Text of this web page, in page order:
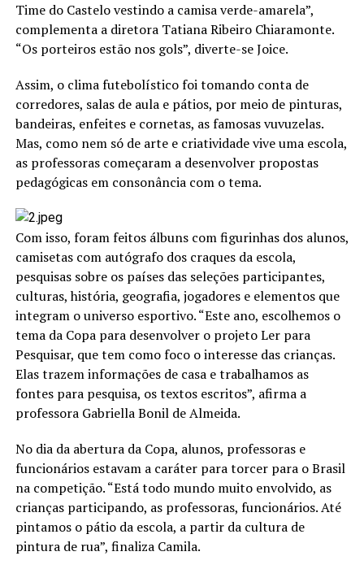
Time do Castelo vestindo a camisa verde-amarela”,
complementa a diretora Tatiana Ribeiro Chiaramonte.
“Os porteiros estão nos gols”, diverte-se Joice.
Assim, o clima futebolístico foi tomando conta de
corredores, salas de aula e pátios, por meio de pinturas,
bandeiras, enfeites e cornetas, as famosas vuvuzelas.
Mas, como nem só de arte e criatividade vive uma escola,
as professoras começaram a desenvolver propostas
pedagógicas em consonância com o tema.
Com isso, foram feitos álbuns com figurinhas dos alunos,
camisetas com autógrafo dos craques da escola,
pesquisas sobre os países das seleções participantes,
culturas, história, geografia, jogadores e elementos que
integram o universo esportivo. “Este ano, escolhemos o
tema da Copa para desenvolver o projeto Ler para
Pesquisar, que tem como foco o interesse das crianças.
Elas trazem informações de casa e trabalhamos as
fontes para pesquisa, os textos escritos”, afirma a
professora Gabriella Bonil de Almeida.
No dia da abertura da Copa, alunos, professoras e
funcionários estavam a caráter para torcer para o Brasil
na competição. “Está todo mundo muito envolvido, as
crianças participando, as professoras, funcionários. Até
pintamos o pátio da escola, a partir da cultura de
pintura de rua”, finaliza Camila.